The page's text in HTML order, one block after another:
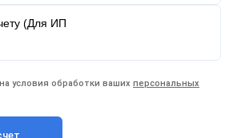
(Для ИП
условия обработки ваших персональных